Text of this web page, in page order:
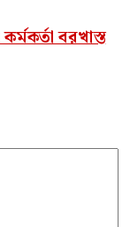
বরখাস্ত